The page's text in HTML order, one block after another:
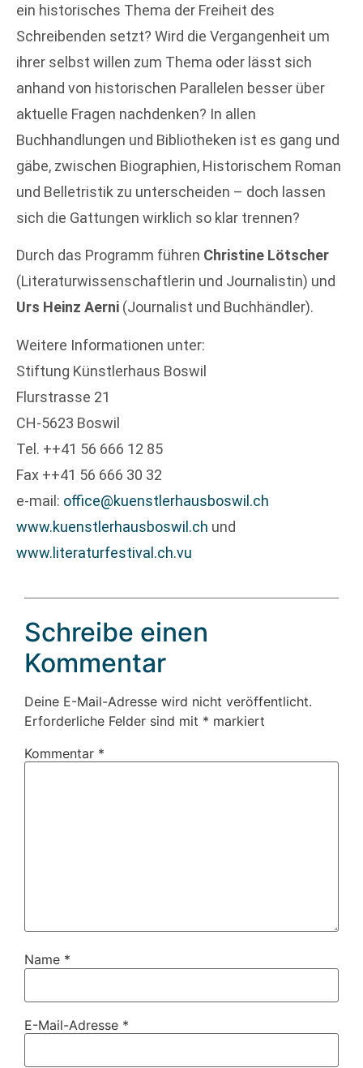
ein historisches Thema der Freiheit des
Schreibenden setzt? Wird die Vergangenheit um
ihrer selbst willen zum Thema oder lässt sich
anhand von historischen Parallelen besser über
aktuelle Fragen nachdenken? In allen
Buchhandlungen und Bibliotheken ist es gang und
gäbe, zwischen Biographien, Historischem Roman
und Belletristik zu unterscheiden – doch lassen
sich die Gattungen wirklich so klar trennen?
Durch das Programm führen Christine Lötscher
(Literaturwissenschaftlerin und Journalistin) und
Urs Heinz Aerni (Journalist und Buchhändler).
Weitere Informationen unter:
Stiftung Künstlerhaus Boswil
Flurstrasse 21
CH-5623 Boswil
Tel. ++41 56 666 12 85
Fax ++41 56 666 30 32
e-mail: office@kuenstlerhausboswil.ch
www.kuenstlerhausboswil.ch und
www.literaturfestival.ch.vu
Schreibe einen
Kommentar
Deine E-Mail-Adresse wird nicht veröffentlicht.
Erforderliche Felder sind mit * markiert
Kommentar *
Name *
E-Mail-Adresse *